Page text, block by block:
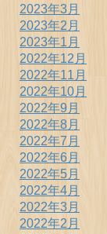
2023年3月
2023年2月
2023年1月
2022年12月
2022年11月
2022年10月
2022年9月
2022年8月
2022年7月
2022年6月
2022年5月
2022年4月
2022年3月
2022年2月